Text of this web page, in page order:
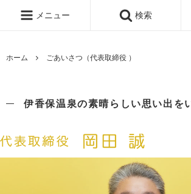
メニュー 検索
ホーム ごあいさつ（代表取締役 ）
伊香保温泉の素晴らしい思い出を